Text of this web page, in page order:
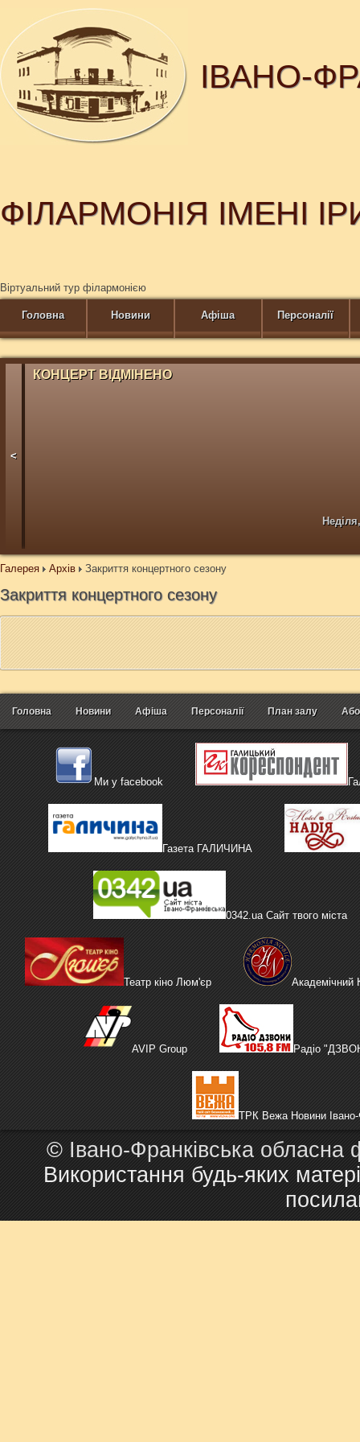
ІВАНО-
ФІЛАРМОНІЯ ІМЕНІ
Віртуальний тур філармонією
Головна Новини Афіша Персоналії
<
КОНЦЕРТ ВІДМІНЕНО
Галерея Архів Закриття концертного сезону
Закриття концертного сезону
Головна Новини Афіша Персоналії План залу
Ми у facebook
Газета ГАЛИЧИНА
0342.ua Сайт твого міста
Театр кіно Люм'єр Академічний
AVIP Group Радіо
ТРК Вежа Новини Івано-
© Івано-Франківська обласна
Використання будь-яких